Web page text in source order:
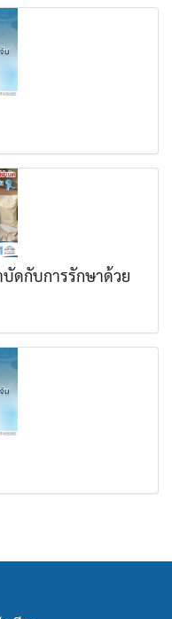
บัดกับการรักษาด้วย